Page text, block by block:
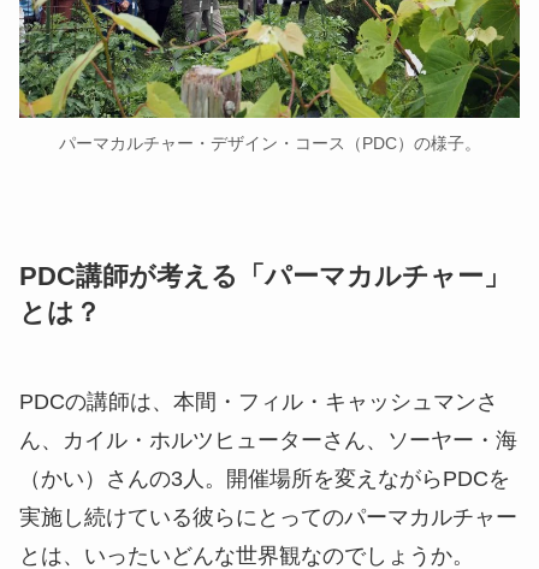
パーマカルチャー・デザイン・コース（PDC）の様子。
PDC講師が考える「パーマカルチャー」
とは？
PDCの講師は、本間・フィル・キャッシュマンさ
ん、カイル・ホルツヒューターさん、ソーヤー・海
（かい）さんの3人。開催場所を変えながらPDCを
実施し続けている彼らにとってのパーマカルチャー
とは、いったいどんな世界観なのでしょうか。